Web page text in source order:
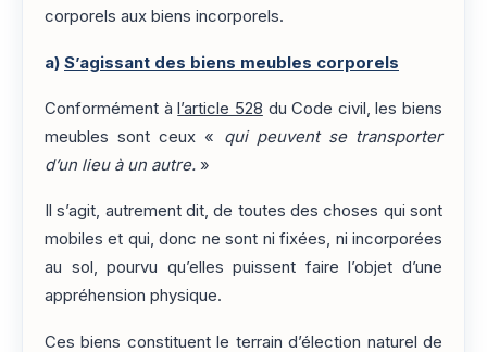
corporels aux biens incorporels.
a) S’agissant des biens meubles corporels
Conformément àl’article 528 du Code civil, les biens
meubles sont ceux « qui peuvent se transporter
d’un lieu à un autre. »
Il s’agit, autrement dit, de toutes des choses qui sont
mobiles et qui, donc ne sont ni fixées, ni incorporées
au sol, pourvu qu’elles puissent faire l’objet d’une
appréhension physique.
Ces biens constituent le terrain d’élection naturel de